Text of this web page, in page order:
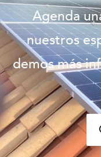
Agenda
nuestros
demos más